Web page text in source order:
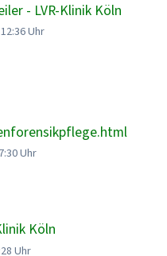
- LVR-Klinik Köln
Uhr
Uhr
Köln
Uhr